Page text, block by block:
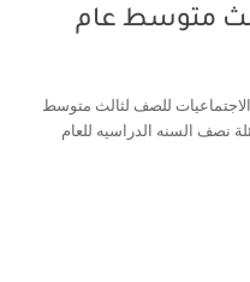
متوسط عام
للصف لثالث متوسط
مجموعه واسئلة نصف السنه الدراسيه للعام